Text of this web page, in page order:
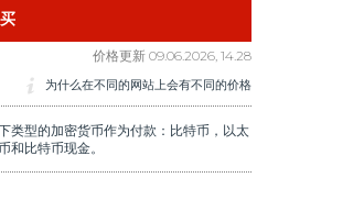
价格更新 09.06.2026, 14.28
为什么在不同的网站上会有不同的价格
类型的加密货币作为付款：比特币，以太
和比特币现金。